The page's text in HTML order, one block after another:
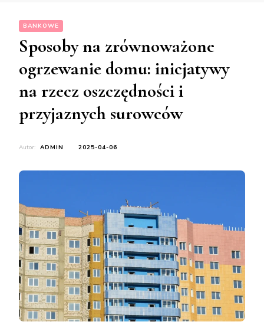
BANKOWE
Sposoby na zrównoważone
ogrzewanie domu: inicjatywy
na rzecz oszczędności i
przyjaznych surowców
Autor: ADMIN 2025-04-06